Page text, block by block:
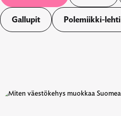
Gallupit Polemiikki-lehti